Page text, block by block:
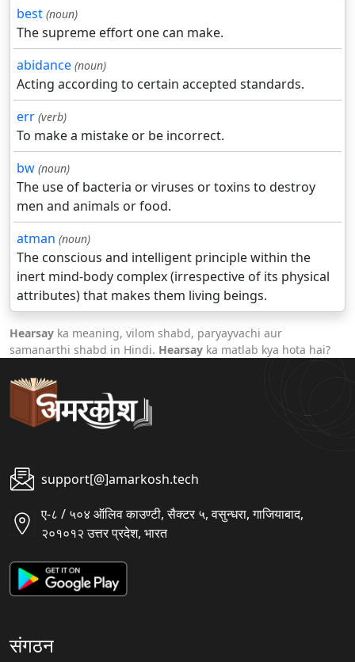
best (noun)
The supreme effort one can make.
abidance (noun)
Acting according to certain accepted standards.
err (verb)
To make a mistake or be incorrect.
bw (noun)
The use of bacteria or viruses or toxins to destroy
men and animals or food.
atman (noun)
The conscious and intelligent principle within the
inert mind-body complex (irrespective of its physical
attributes) that makes them living beings.
Hearsay ka meaning, vilom shabd, paryayvachi aur
samanarthi shabd in Hindi. Hearsay ka matlab kya hota hai?
support[@]amarkosh.tech
ए-८ / ५०४ ऑलिव काउण्टी, सैक्टर ५, वसुन्धरा, गाजियाबाद,
२०१०१२ उत्तर प्रदेश, भारत
संगठन